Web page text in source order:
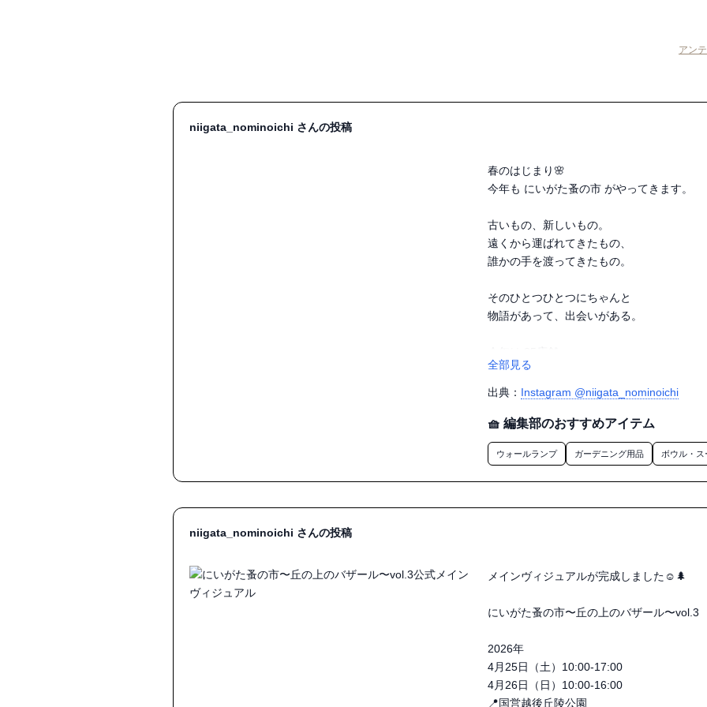
アン
niigata_nominoichi さんの投稿
春のはじまり🌸
今年も にいがた蚤の市 がやってきます。
古いもの、新しいもの。
遠くから運ばれてきたもの、
誰かの手を渡ってきたもの。
そのひとつひとつにちゃんと
物語があって、出会いがある。
全国から、素敵なお店が集まります。
朝から来る？
それとも二日間楽しむ？
国営越後丘陵公園
春の新潟で、あなたを待ってます☺️
————————————————————
にいがた蚤の市〜丘の上のバザール〜vol.3
2026年
全部見る
出典： Instagram @niigata_nominoichi
🧺 編集部のおすすめアイテム
ウォールランプ ガーデニング用品 ボウル・ス
niigata_nominoichi さんの投稿
メインヴィジュアルが完成しました☺️🌲
にいがた蚤の市〜丘の上のバザール〜vol.3
2026年
4月25日（土）10:00-17:00
4月26日（日）10:00-16:00
📍国営越後丘陵公園